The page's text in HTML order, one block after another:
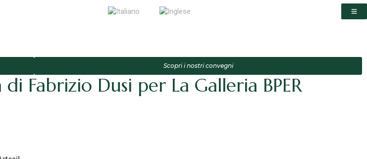
Scopri i nostri convegni
Fabrizio Dusi per La Galleria BPER